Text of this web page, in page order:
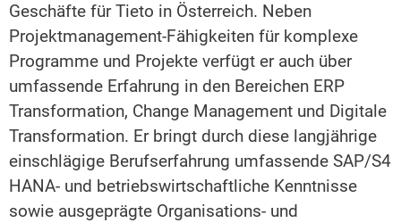
Geschäfte für Tieto in Österreich. Neben
Projektmanagement-Fähigkeiten für komplexe
Programme und Projekte verfügt er auch über
umfassende Erfahrung in den Bereichen ERP
Transformation, Change Management und Digitale
Transformation. Er bringt durch diese langjährige
einschlägige Berufserfahrung umfassende SAP/S4
HANA- und betriebswirtschaftliche Kenntnisse
sowie ausgeprägte Organisations- und